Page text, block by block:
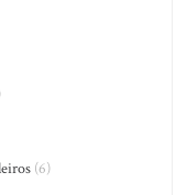
(6)